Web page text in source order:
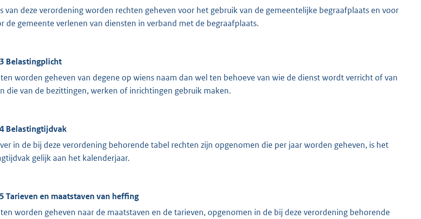
van deze verordening worden rechten geheven voor het gebruik van de gemeentelijke begraafplaats en voor
de gemeente verlenen van diensten in verband met de begraafplaats.
Belastingplicht
worden geheven van degene op wiens naam dan wel ten behoeve van wie de dienst wordt verricht of van
die van de bezittingen, werken of inrichtingen gebruik maken.
Belastingtijdvak
in de bij deze verordening behorende tabel rechten zijn opgenomen die per jaar worden geheven, is het
gelijk aan het kalenderjaar.
Tarieven en maatstaven van heffing
worden geheven naar de maatstaven en de tarieven, opgenomen in de bij deze verordening behorende